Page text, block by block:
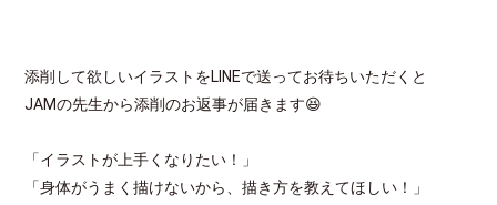
添削して欲しいイラストをLINEで送ってお待ちいただくと
JAMの先生から添削のお返事が届きます😆
「イラストが上手くなりたい！」
「身体がうまく描けないから、描き方を教えてほしい！」